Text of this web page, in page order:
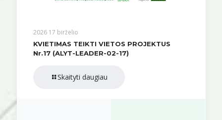
2026 17 birželio
KVIETIMAS TEIKTI VIETOS PROJEKTUS
Nr.17 (ALYT-LEADER-02-17)
Skaityti daugiau